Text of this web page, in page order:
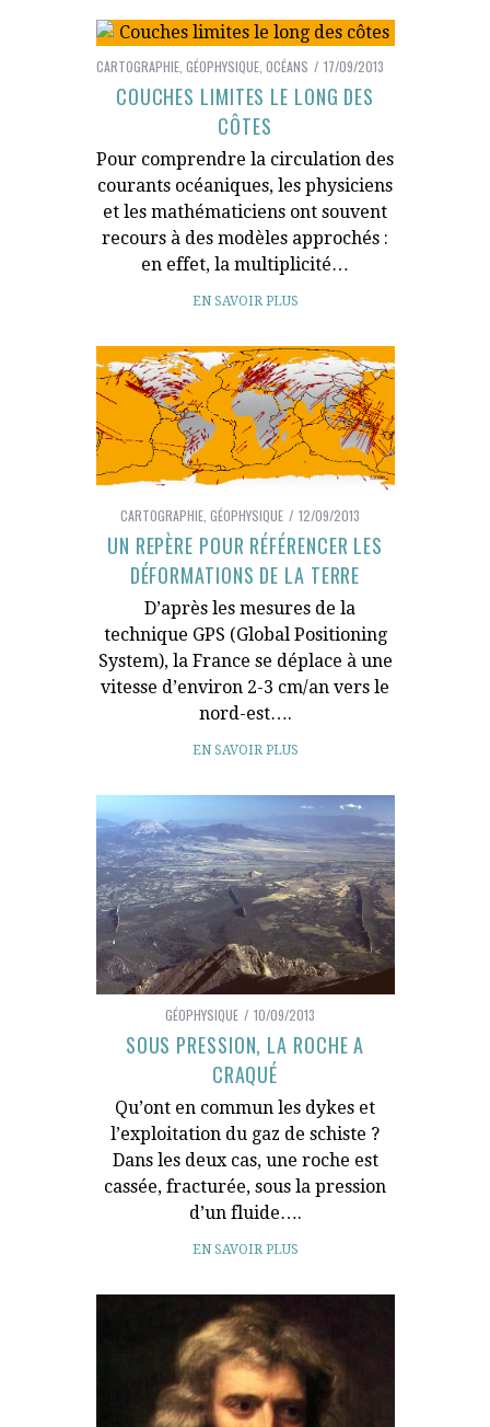
CARTOGRAPHIE, GÉOPHYSIQUE, OCÉANS 17/09/2013
COUCHES LIMITES LE LONG DES
CÔTES
Pour comprendre la circulation des
courants océaniques, les physiciens
et les mathématiciens ont souvent
recours à des modèles approchés :
en effet, la multiplicité…
EN SAVOIR PLUS
CARTOGRAPHIE, GÉOPHYSIQUE 12/09/2013
UN REPÈRE POUR RÉFÉRENCER LES
DÉFORMATIONS DE LA TERRE
D’après les mesures de la
technique GPS (Global Positioning
System), la France se déplace à une
vitesse d’environ 2-3 cm/an vers le
nord-est….
EN SAVOIR PLUS
GÉOPHYSIQUE 10/09/2013
SOUS PRESSION, LA ROCHE A
CRAQUÉ
Qu’ont en commun les dykes et
l’exploitation du gaz de schiste ?
Dans les deux cas, une roche est
cassée, fracturée, sous la pression
d’un fluide….
EN SAVOIR PLUS